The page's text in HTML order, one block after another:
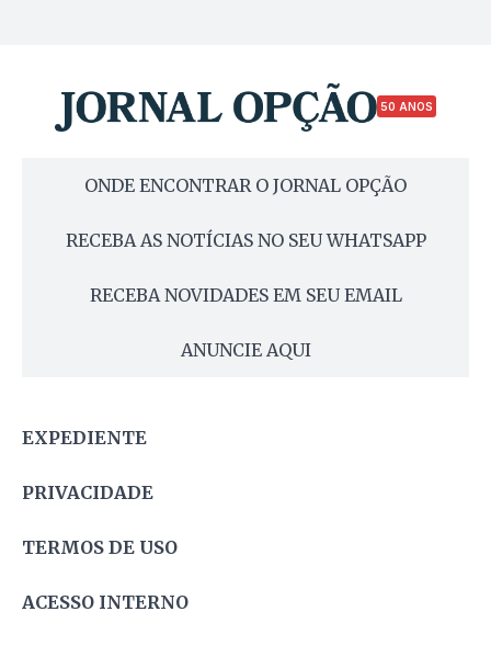
50 ANOS
ONDE ENCONTRAR O JORNAL OPÇÃO
RECEBA AS NOTÍCIAS NO SEU WHATSAPP
RECEBA NOVIDADES EM SEU EMAIL
ANUNCIE AQUI
EXPEDIENTE
PRIVACIDADE
TERMOS DE USO
ACESSO INTERNO